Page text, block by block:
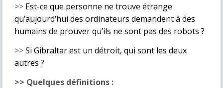
>> Est-ce que personne ne trouve étrange
qu’aujourd’hui des ordinateurs demandent à des
humains de prouver qu’ils ne sont pas des robots ?
>>Si Gibraltar est un détroit, qui sont les deux
autres ?
>> Quelques définitions :